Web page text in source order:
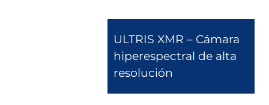
ULTRIS XMR – Cámara
hiperespectral de alta
resolución